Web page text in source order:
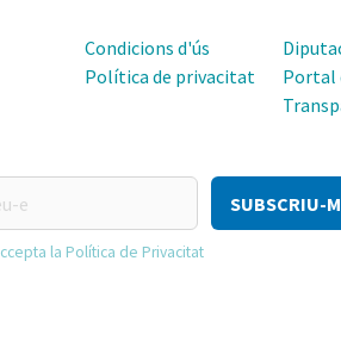
Condicions d'ús
Política de privacitat
Portal
la Política de Privacitat